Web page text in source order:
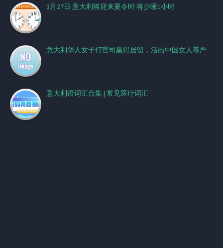
3月27日 意大利将迎来夏令时 将少睡1小时
意大利华人女子打官司赢得居留，活出中国女人尊严
意大利语词汇合集 | 常见医疗词汇